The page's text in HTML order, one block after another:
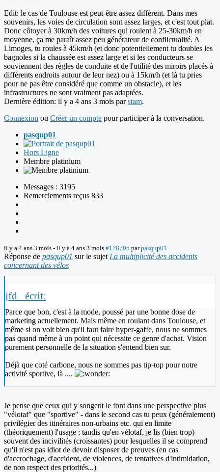
Edit: le cas de Toulouse est peut-être assez différent. Dans mes
souvenirs, les voies de circulation sont assez larges, et c'est tout plat.
Donc côtoyer à 30km/h des voitures qui roulent à 25-30km/h en
moyenne, ça me paraît assez peu générateur de conflictualité. A
Limoges, tu roules à 45km/h (et donc potentiellement tu doubles les
bagnoles si la chaussée est assez large et si les conducteurs se
souviennent des règles de conduite et de l'utilité des miroirs placés à
différents endroits autour de leur nez) ou à 15km/h (et là tu pries
pour ne pas être considéré que comme un obstacle), et les
infrastructures ne sont vraiment pas adaptées.
Dernière édition: il y a 4 ans 3 mois parstam.
Connexion ou Créer un compte pour participer à la conversation.
pasqup01
Hors Ligne
Membre platinium
Messages : 3195
Remerciements reçus 833
il y a 4 ans 3 mois - il y a 4 ans 3 mois #178705 parpasqup01
Réponse de pasqup01 sur le sujet La multiplicité des accidents
concernant des vélos
jfd_ écrit:
Parce que bon, c'est à la mode, poussé par une bonne dose de
marketing actuellement. Mais même en roulant dans Toulouse, et
même si on voit bien qu'il faut faire hyper-gaffe, nous ne sommes
pas quand même à un point qui nécessite ce genre d'achat. Vision
purement personnelle de la situation s'entend bien sur.
Déjà que coté carbone, nous ne sommes pas tip-top pour notre
activité sportive, là ....
Je pense que ceux qui y songent le font dans une perspective plus
"vélotaf" que "sportive" - dans le second cas tu peux (généralement)
privilégier des itinéraires non-urbains etc. qui en limite
(théoriquement) l'usage ; tandis qu'en vélotaf, je lis (bien trop)
souvent des incivilités (croissantes) pour lesquelles il se comprend
qu'il n'est pas idiot de devoir disposer de preuves (en cas
d'accrochage, d'accident, de violences, de tentatives d'intimidation,
de non respect des priorités...)